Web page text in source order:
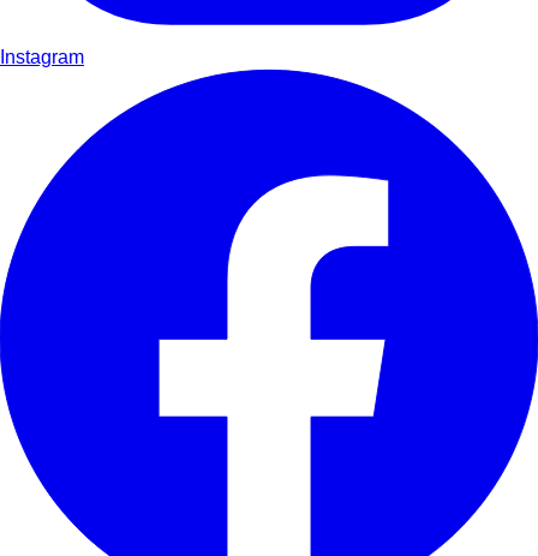
Instagram